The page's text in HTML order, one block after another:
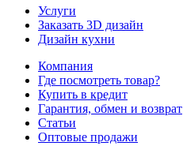
Услуги
Заказать 3D дизайн
Дизайн кухни
Компания
Где посмотреть товар?
Купить в кредит
Гарантия, обмен и возврат
Статьи
Оптовые продажи